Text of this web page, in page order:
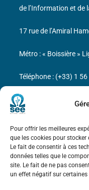
Pour offrir les meilleures
que les cookies pour
Le fait de consentir à ces
données telles que le
site. Le fait de ne pas
un effet négatif sur
Bicentenaire
Marie Ampère
Mentions
de l’Information et de
17 rue de l’Amiral
Métro : « Boissière »
Téléphone : (+33) 1
N° de SIREN : 785
communautaire :